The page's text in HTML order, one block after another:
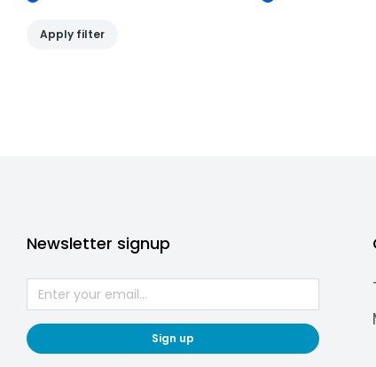
Apply filter
Newsletter signup
Sign up